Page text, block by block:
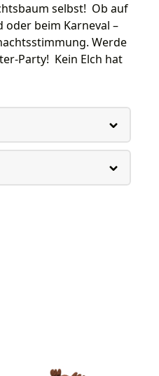
selbst! Ob auf
oder beim Karneval –
Werde
Party! Kein Elch hat